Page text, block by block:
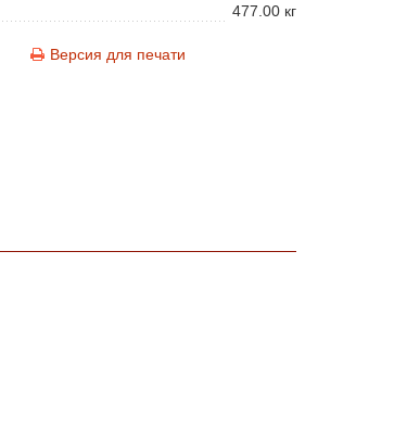
477.00 кг
Версия для печати